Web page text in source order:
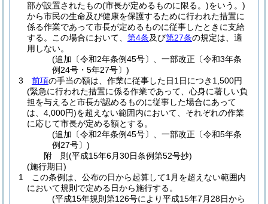
部が設置されたもの(市長が定めるものに限る。)をいう。)
から市民の生命及び健康を保護するために行われた措置に
係る作業であって市長が定めるものに従事したときに支給
する。
この場合において、 第4条及び第27条の規定は、適
用しない。
(追加〔令和2年条例45号〕、一部改正〔令和3年条
例24号・5年27号〕)
3
前項の手当の額は、作業に従事した日1日につき1,500円
(緊急に行われた措置に係る作業であって、心身に著しい負
担を与えると市長が認めるものに従事した場合にあって
は、4,000円)を超えない範囲内において、それぞれの作業
に応じて市長が定める額とする。
(追加〔令和2年条例45号〕、一部改正〔令和5年条
例27号〕)
附 則(平成15年6月30日条例第52号抄)
(施行期日)
1
この条例は、公布の日から起算して1月を超えない範囲内
において規則で定める日から施行する。
(平成15年規則第126号により平成15年7月28日から